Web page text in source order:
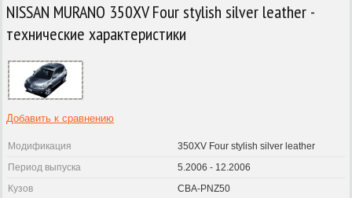
NISSAN MURANO 350XV Four stylish silver leather -
технические характеристики
Добавить к сравнению
Модификация
350XV Four stylish silver leather
Период выпуска
5.2006 - 12.2006
Кузов
CBA-PNZ50